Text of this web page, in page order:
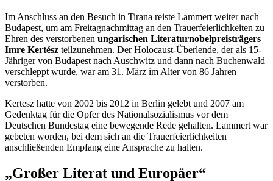
Im Anschluss an den Besuch in Tirana reiste Lammert weiter nach
Budapest, um am Freitagnachmittag an den Trauerfeierlichkeiten zu
Ehren des verstorbenen ungarischen Literaturnobelpreisträgers
Imre Kertész teilzunehmen. Der Holocaust-Überlende, der als 15-
Jähriger von Budapest nach Auschwitz und dann nach Buchenwald
verschleppt wurde, war am 31. März im Alter von 86 Jahren
verstorben.
Kertesz hatte von 2002 bis 2012 in Berlin gelebt und 2007 am
Gedenktag für die Opfer des Nationalsozialismus vor dem
Deutschen Bundestag eine bewegende Rede gehalten. Lammert war
gebeten worden, bei dem sich an die Trauerfeierlichkeiten
anschließenden Empfang eine Ansprache zu halten.
„Großer Literat und Europäer“